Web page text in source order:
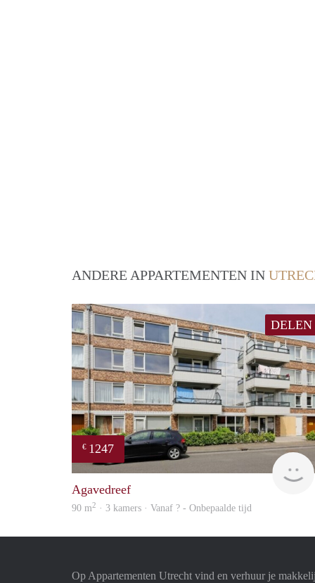
ANDERE APPARTEMENTEN IN
DELEN
€ 1247
Agavedreef
90 m2 · 3 kamers · Vanaf ? - Onbepaalde tijd
Op Appartementen Utrecht vind en verhuur je